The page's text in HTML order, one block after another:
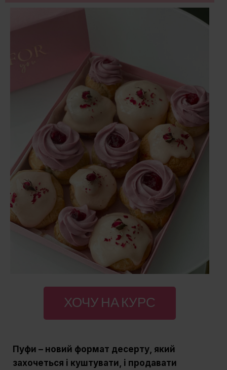
ХОЧУ НА КУРС
Пуфи – новий формат десерту, який
захочеться і куштувати, і продавати